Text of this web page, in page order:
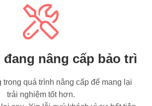
đang nâng cấp bảo trì
trong quá trình nâng cấp để mang lại
trải nghiệm tốt hơn.